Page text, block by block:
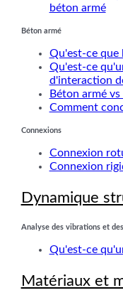
béton armé
Béton armé
Qu'est-ce que
Qu'est-ce
d'interaction
Béton armé
Comment
Connexions
Connexion
Connexion
Dynamique
Analyse des vibrations et
Qu'est-ce
Matériaux et